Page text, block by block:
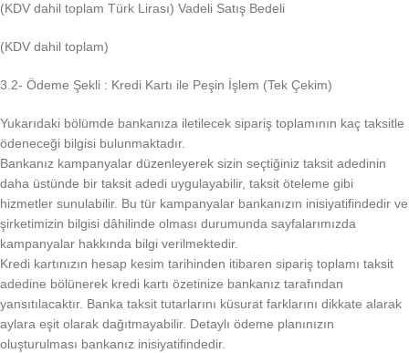
(KDV dahil toplam Türk Lirası) Vadeli Satış Bedeli
(KDV dahil toplam)
3.2- Ödeme Şekli : Kredi Kartı ile Peşin İşlem (Tek Çekim)
Yukarıdaki bölümde bankanıza iletilecek sipariş toplamının kaç taksitle
ödeneceği bilgisi bulunmaktadır.
Bankanız kampanyalar düzenleyerek sizin seçtiğiniz taksit adedinin
daha üstünde bir taksit adedi uygulayabilir, taksit öteleme gibi
hizmetler sunulabilir. Bu tür kampanyalar bankanızın inisiyatifindedir ve
şirketimizin bilgisi dâhilinde olması durumunda sayfalarımızda
kampanyalar hakkında bilgi verilmektedir.
Kredi kartınızın hesap kesim tarihinden itibaren sipariş toplamı taksit
adedine bölünerek kredi kartı özetinize bankanız tarafından
yansıtılacaktır. Banka taksit tutarlarını küsurat farklarını dikkate alarak
aylara eşit olarak dağıtmayabilir. Detaylı ödeme planınızın
oluşturulması bankanız inisiyatifindedir.